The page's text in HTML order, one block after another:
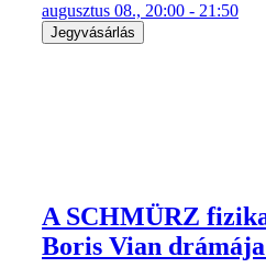
augusztus 08., 20:00 - 21:50
Jegyvásárlás
A SCHMÜRZ
Boris Vian